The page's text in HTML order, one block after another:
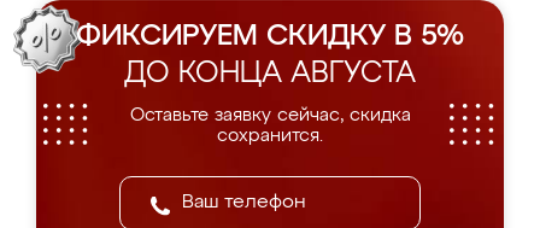
ФИКСИРУЕМ СКИДКУ В 5%
ДО КОНЦА АВГУСТА
Оставьте заявку сейчас, скидка
сохранится.